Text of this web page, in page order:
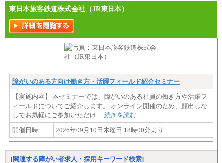
東日本旅客鉄道株式会社（JR東日本）
障がいのある方向け働き方・活躍フィールド紹介セミナー
【実施内容】 本セミナーでは、障がいのある社員の働き方や活躍フ
ィールドについてご紹介します。 オンライン開催のため、顔出しな
しでお気軽にご参加いただけ… 続きを読む
開催日時
2026年09月10日木曜日 18時00分より
[関連する障がい者求人・採用キーワード検索]